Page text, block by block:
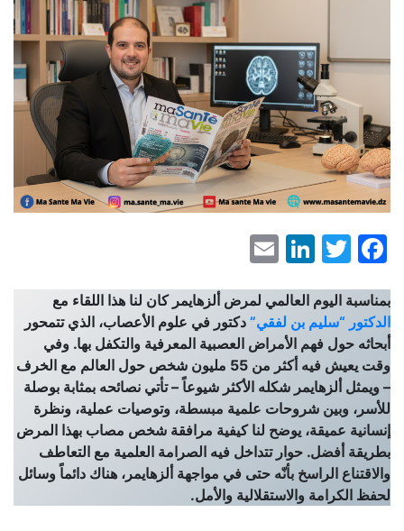
Facebook
Twitter
LinkedIn
بمناسبة اليوم العالمي لمرض ألزهايمر كان لنا هذا اللقاء مع
الدكتور “سليم بن لفقي” دكتور في علوم الأعصاب، الذي تتمحور
أبحاثه حول فهم الأمراض العصبية المعرفية والتكفل بها. وفي
وقت يعيش فيه أكثر من 55 مليون شخص حول العالم مع الخرف
– ويمثل ألزهايمر شكله الأكثر شيوعاً – تأتي نصائحه بمثابة بوصلة
للأسر، وبين شروحات علمية مبسطة، وتوصيات عملية، ونظرة
إنسانية عميقة، يوضح لنا كيفية مرافقة شخص مصاب بهذا المرض
بطريقة أفضل. حوار تتداخل فيه الصرامة العلمية مع التعاطف
والاقتناع الراسخ بأنّه حتى في مواجهة ألزهايمر، هناك دائماً وسائل
لحفظ الكرامة والاستقلالية والأمل.